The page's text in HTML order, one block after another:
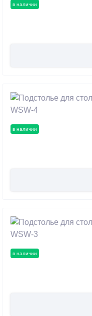
в наличии
в наличии
в наличии